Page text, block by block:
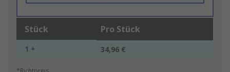
Stück Pro Stück
1 + 34,96 €